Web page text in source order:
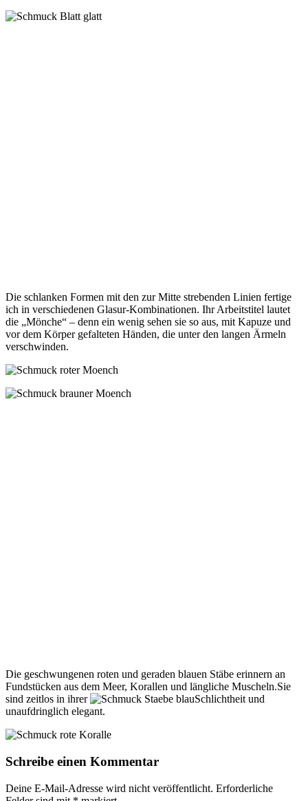
Die schlanken Formen mit den zur Mitte strebenden Linien fertige
ich in verschiedenen Glasur-Kombinationen. Ihr Arbeitstitel lautet
die „Mönche“ – denn ein wenig sehen sie so aus, mit Kapuze und
vor dem Körper gefalteten Händen, die unter den langen Ärmeln
verschwinden.
Die geschwungenen roten und geraden blauen Stäbe erinnern an
Fundstücken aus dem Meer, Korallen und längliche Muscheln.Sie
sind zeitlos in ihrer
Schlichtheit und
unaufdringlich elegant.
Schreibe einen Kommentar
Deine E-Mail-Adresse wird nicht veröffentlicht. Erforderliche